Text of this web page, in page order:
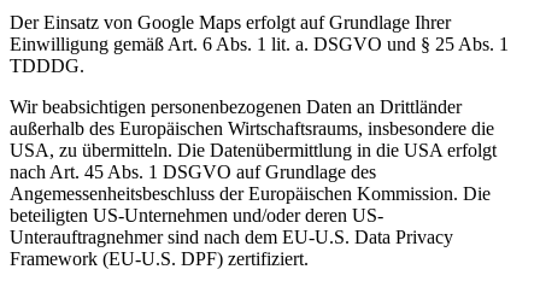
Der Einsatz von Google Maps erfolgt auf Grundlage Ihrer
Einwilligung gemäß Art. 6 Abs. 1 lit. a. DSGVO und § 25 Abs. 1
TDDDG.
Wir beabsichtigen personenbezogenen Daten an Drittländer
außerhalb des Europäischen Wirtschaftsraums, insbesondere die
USA, zu übermitteln. Die Datenübermittlung in die USA erfolgt
nach Art. 45 Abs. 1 DSGVO auf Grundlage des
Angemessenheitsbeschluss der Europäischen Kommission. Die
beteiligten US-Unternehmen und/oder deren US-
Unterauftragnehmer sind nach dem EU-U.S. Data Privacy
Framework (EU-U.S. DPF) zertifiziert.